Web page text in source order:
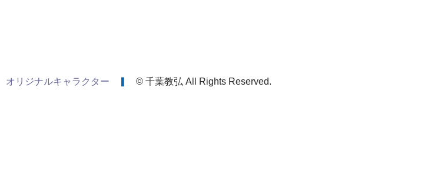
オリジナルキャラクター © 千葉教弘 All Rights Reserved.